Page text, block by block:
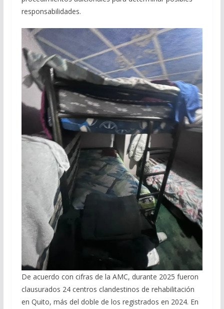
responsabilidades.
De acuerdo con cifras de la AMC, durante 2025 fueron
clausurados 24 centros clandestinos de rehabilitación
en Quito, más del doble de los registrados en 2024. En